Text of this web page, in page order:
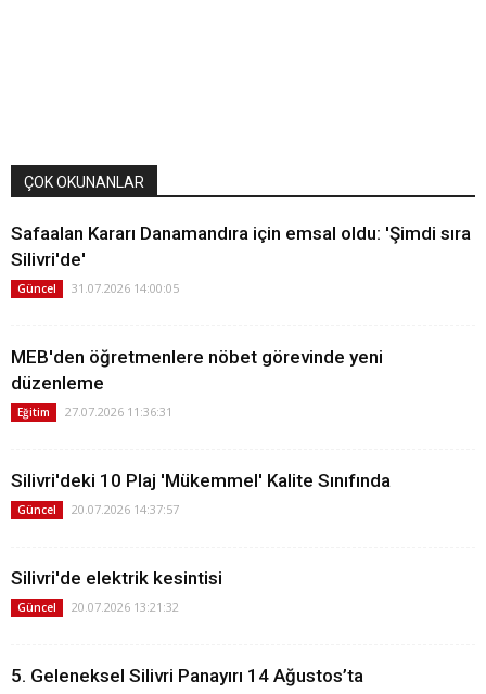
ÇOK OKUNANLAR
Safaalan Kararı Danamandıra için emsal oldu: 'Şimdi sıra
Silivri'de'
Güncel 31.07.2026 14:00:05
MEB'den öğretmenlere nöbet görevinde yeni
düzenleme
Eğitim 27.07.2026 11:36:31
Silivri'deki 10 Plaj 'Mükemmel' Kalite Sınıfında
Güncel 20.07.2026 14:37:57
Silivri'de elektrik kesintisi
Güncel 20.07.2026 13:21:32
5. Geleneksel Silivri Panayırı 14 Ağustos’ta